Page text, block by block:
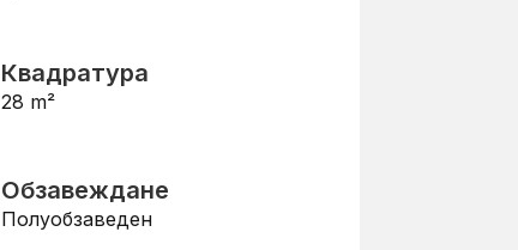
Квадратура
28 m²
Обзавеждане
Полуобзаведен